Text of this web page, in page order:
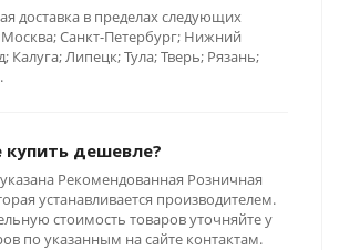
доставка в пределах следующих
Санкт-Петербург; Нижний
Калуга; Липецк; Тула; Тверь; Рязань;
купить дешевле?
Рекомендованная Розничная
устанавливается производителем.
стоимость товаров уточняйте у
по указанным на сайте контактам.